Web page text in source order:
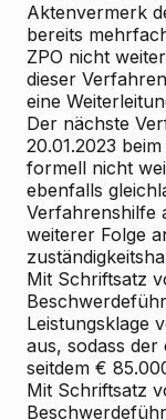
Aktenvermerk
bereits
ZPO nicht
dieser
eine
Der nächste
20.01.2023
formell nicht
ebenfalls
Verfahrenshilfe
weiterer Folge
Mit Schriftsatz
Leistungsklage
aus, sodass der
seitdem €
Mit Schriftsatz